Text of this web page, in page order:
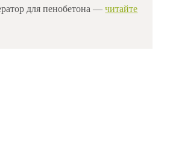
для пенобетона —читайте